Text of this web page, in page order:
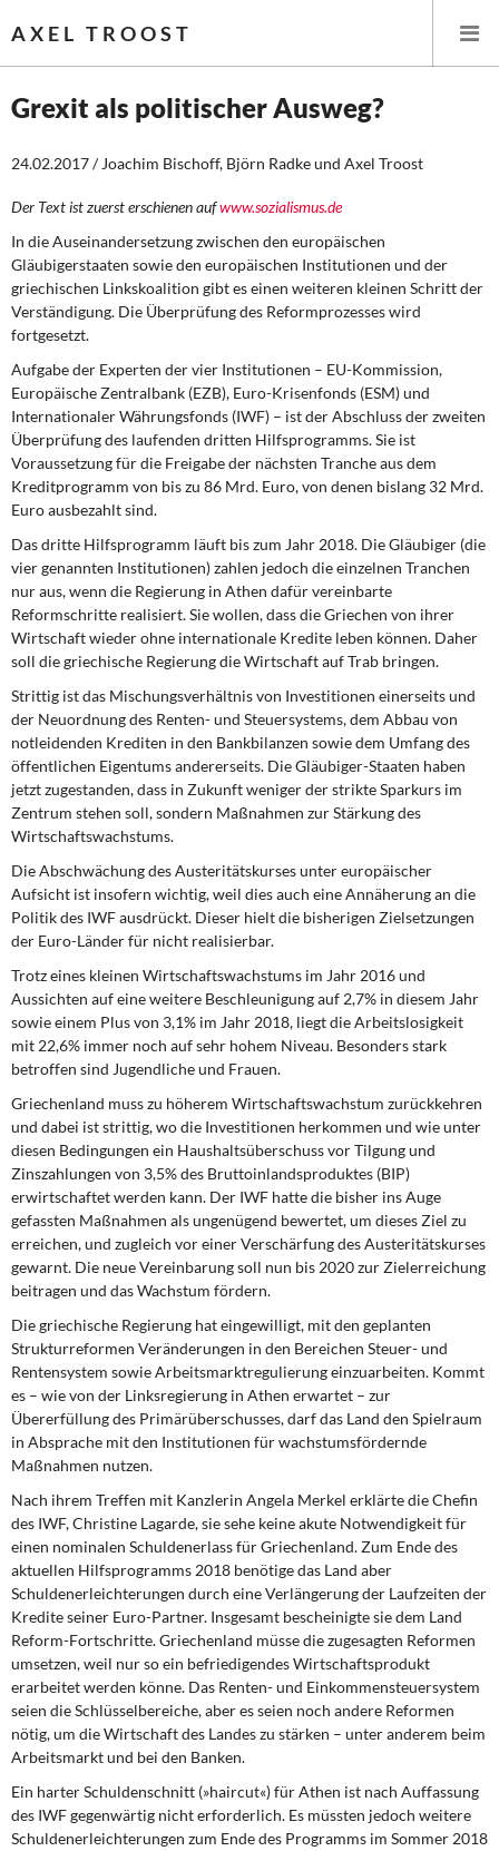
AXEL TROOST
Themen
Leitlinien linker Wirtschafts- und Finanzpolitik
Wirtschaftspolitik
Steuer- und Finanzpolitik
Öffentliche Infrastruktur und Daseinsvorsorge
Eurokrise und Griechenland
DIE LINKE
Weitere Themen
Memo-Gruppe
Institut Solidarische Moderne
Rosa-Luxemburg-Stiftung
Über mich
Kontakt
Grexit als politischer Ausweg?
24.02.2017 / Joachim Bischoff, Björn Radke und Axel Troost
Der Text ist zuerst erschienen aufwww.sozialismus.de
In die Auseinandersetzung zwischen den europäischen
Gläubigerstaaten sowie den europäischen Institutionen und der
griechischen Linkskoalition gibt es einen weiteren kleinen Schritt der
Verständigung. Die Überprüfung des Reformprozesses wird
fortgesetzt.
Aufgabe der Experten der vier Institutionen – EU-Kommission,
Europäische Zentralbank (EZB), Euro-Krisenfonds (ESM) und
Internationaler Währungsfonds (IWF) – ist der Abschluss der zweiten
Überprüfung des laufenden dritten Hilfsprogramms. Sie ist
Voraussetzung für die Freigabe der nächsten Tranche aus dem
Kreditprogramm von bis zu 86 Mrd. Euro, von denen bislang 32 Mrd.
Euro ausbezahlt sind.
Das dritte Hilfsprogramm läuft bis zum Jahr 2018. Die Gläubiger (die
vier genannten Institutionen) zahlen jedoch die einzelnen Tranchen
nur aus, wenn die Regierung in Athen dafür vereinbarte
Reformschritte realisiert. Sie wollen, dass die Griechen von ihrer
Wirtschaft wieder ohne internationale Kredite leben können. Daher
soll die griechische Regierung die Wirtschaft auf Trab bringen.
Strittig ist das Mischungsverhältnis von Investitionen einerseits und
der Neuordnung des Renten- und Steuersystems, dem Abbau von
notleidenden Krediten in den Bankbilanzen sowie dem Umfang des
öffentlichen Eigentums andererseits. Die Gläubiger-Staaten haben
jetzt zugestanden, dass in Zukunft weniger der strikte Sparkurs im
Zentrum stehen soll, sondern Maßnahmen zur Stärkung des
Wirtschaftswachstums.
Die Abschwächung des Austeritätskurses unter europäischer
Aufsicht ist insofern wichtig, weil dies auch eine Annäherung an die
Politik des IWF ausdrückt. Dieser hielt die bisherigen Zielsetzungen
der Euro-Länder für nicht realisierbar.
Trotz eines kleinen Wirtschaftswachstums im Jahr 2016 und
Aussichten auf eine weitere Beschleunigung auf 2,7% in diesem Jahr
sowie einem Plus von 3,1% im Jahr 2018, liegt die Arbeitslosigkeit
mit 22,6% immer noch auf sehr hohem Niveau. Besonders stark
betroffen sind Jugendliche und Frauen.
Griechenland muss zu höherem Wirtschaftswachstum zurückkehren
und dabei ist strittig, wo die Investitionen herkommen und wie unter
diesen Bedingungen ein Haushaltsüberschuss vor Tilgung und
Zinszahlungen von 3,5% des Bruttoinlandsproduktes (BIP)
erwirtschaftet werden kann. Der IWF hatte die bisher ins Auge
gefassten Maßnahmen als ungenügend bewertet, um dieses Ziel zu
erreichen, und zugleich vor einer Verschärfung des Austeritätskurses
gewarnt. Die neue Vereinbarung soll nun bis 2020 zur Zielerreichung
beitragen und das Wachstum fördern.
Die griechische Regierung hat eingewilligt, mit den geplanten
Strukturreformen Veränderungen in den Bereichen Steuer- und
Rentensystem sowie Arbeitsmarktregulierung einzuarbeiten. Kommt
es – wie von der Linksregierung in Athen erwartet – zur
Übererfüllung des Primärüberschusses, darf das Land den Spielraum
in Absprache mit den Institutionen für wachstumsfördernde
Maßnahmen nutzen.
Nach ihrem Treffen mit Kanzlerin Angela Merkel erklärte die Chefin
des IWF, Christine Lagarde, sie sehe keine akute Notwendigkeit für
einen nominalen Schuldenerlass für Griechenland. Zum Ende des
aktuellen Hilfsprogramms 2018 benötige das Land aber
Schuldenerleichterungen durch eine Verlängerung der Laufzeiten der
Kredite seiner Euro-Partner. Insgesamt bescheinigte sie dem Land
Reform-Fortschritte. Griechenland müsse die zugesagten Reformen
umsetzen, weil nur so ein befriedigendes Wirtschaftsprodukt
erarbeitet werden könne. Das Renten- und Einkommensteuersystem
seien die Schlüsselbereiche, aber es seien noch andere Reformen
nötig, um die Wirtschaft des Landes zu stärken – unter anderem beim
Arbeitsmarkt und bei den Banken.
Ein harter Schuldenschnitt (»haircut«) für Athen ist nach Auffassung
des IWF gegenwärtig nicht erforderlich. Es müssten jedoch weitere
Schuldenerleichterungen zum Ende des Programms im Sommer 2018